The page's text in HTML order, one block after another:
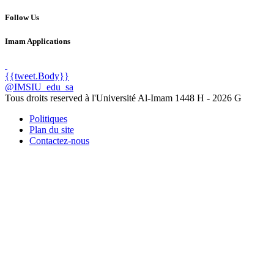
Follow Us
Imam Applications
{{tweet.Body}}
@IMSIU_edu_sa
Tous droits reserved à l'Université Al-Imam 1448 H - 2026 G
Politiques
Plan du site
Contactez-nous